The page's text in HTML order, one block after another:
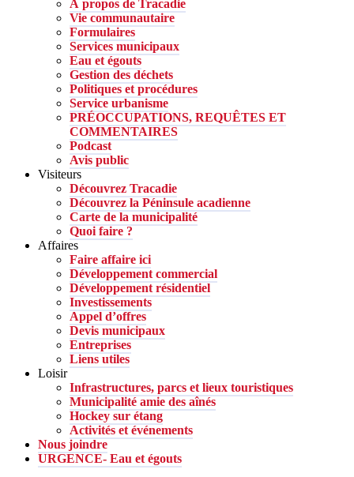
À propos de Tracadie
Vie communautaire
Formulaires
Services municipaux
Eau et égouts
Gestion des déchets
Politiques et procédures
Service urbanisme
PRÉOCCUPATIONS, REQUÊTES ET
COMMENTAIRES
Podcast
Avis public
Visiteurs
Découvrez Tracadie
Découvrez la Péninsule acadienne
Carte de la municipalité
Quoi faire ?
Affaires
Faire affaire ici
Développement commercial
Développement résidentiel
Investissements
Appel d’offres
Devis municipaux
Entreprises
Liens utiles
Loisir
Infrastructures, parcs et lieux touristiques
Municipalité amie des aînés
Hockey sur étang
Activités et événements
Nous joindre
URGENCE- Eau et égouts